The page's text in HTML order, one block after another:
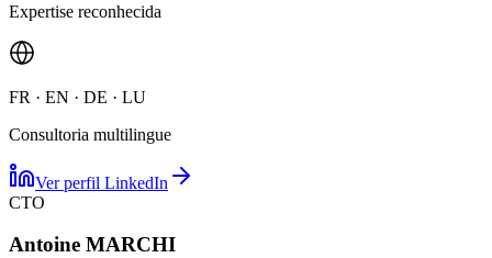
Expertise reconhecida
FR · EN · DE · LU
Consultoria multilingue
Ver perfil LinkedIn
CTO
Antoine MARCHI